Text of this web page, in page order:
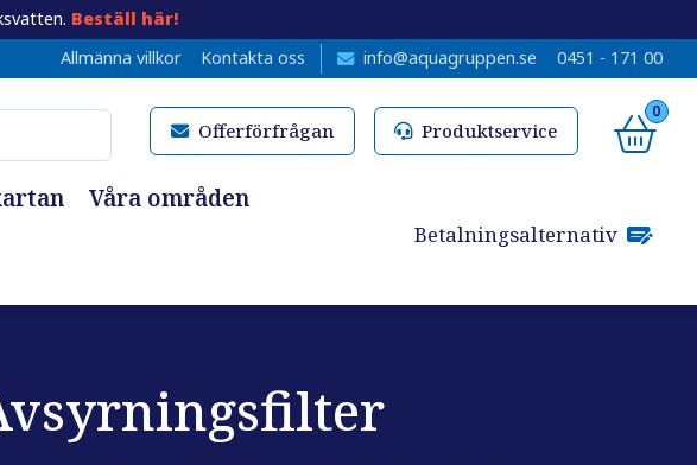
Beställ här!
Allmänna villkor Kontakta oss info@aquagruppen.se 0451 - 171 00
Offerförfrågan Produktservice
0
Våra områden
Betalningsalternativ